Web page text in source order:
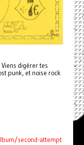
digérer tes
punk, et noise rock
second-attempt